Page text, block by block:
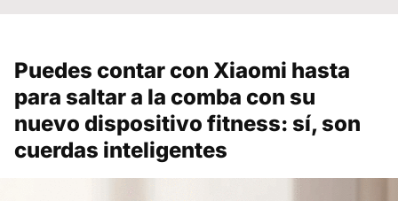
Puedes contar con Xiaomi hasta
para saltar a la comba con su
nuevo dispositivo fitness: sí, son
cuerdas inteligentes